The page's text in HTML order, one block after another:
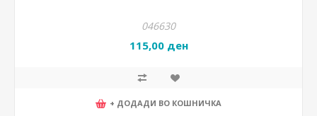
046630
115,00 ден
+ ДОДАДИ ВО КОШНИЧКА